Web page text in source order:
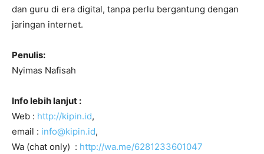
dan guru di era digital, tanpa perlu bergantung dengan
jaringan internet.
Penulis:
Nyimas Nafisah
Info lebih lanjut :
Web : http://kipin.id,
email : info@kipin.id,
Wa (chat only) : http://wa.me/6281233601047